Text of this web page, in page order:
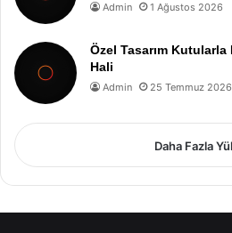
Admin 1 Ağustos 2026
Özel Tasarım
Hali
Admin 25 Temmuz 2026
Daha Fazla